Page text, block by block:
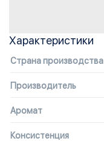
Характеристики
Страна производства
Производитель
Аромат
Консистенция